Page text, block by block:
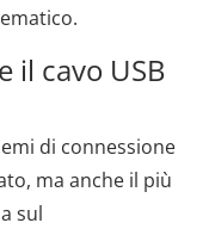
il cavo USB
di connessione
ma anche il più
sul